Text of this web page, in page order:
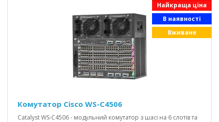
Найкраща ціна
В наявності
Вживане
Комутатор Cisco WS-C4506
Catalyst WS-C4506 - модульний комутатор з шасі на 6 слотів та